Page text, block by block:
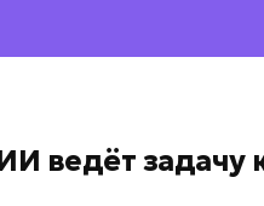
ведёт задачу